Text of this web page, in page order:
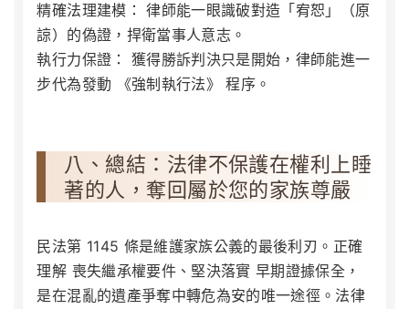
精確法理建模： 律師能一眼識破對造「宥恕」（原
諒）的偽證，捍衛當事人意志。
執行力保證：
獲得勝訴判決只是開始，律師能進一
步代為發動
《強制執行法》 程序。
八、總結：法律不保護在權利上睡
著的人，奪回屬於您的家族尊嚴
民法第 1145 條是維護家族公義的最後利刃。正確
理解 喪失繼承權要件、堅決落實早期證據保全 ，
是在混亂的遺產爭奪中轉危為安的唯一途徑。法律